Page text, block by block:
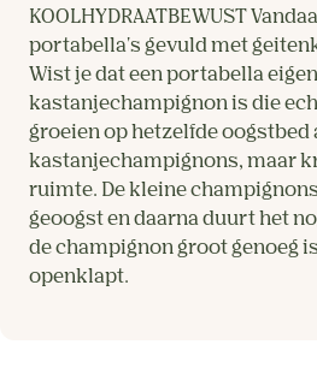
KOOLHYDRAATBEWUST
portabella's gevuld met
Wist je dat een portabella
kastanjechampignon is die
groeien op hetzelfde oogstbed
kastanjechampignons, maar
ruimte. De kleine
geoogst en daarna duurt het
de champignon groot genoeg
openklapt.